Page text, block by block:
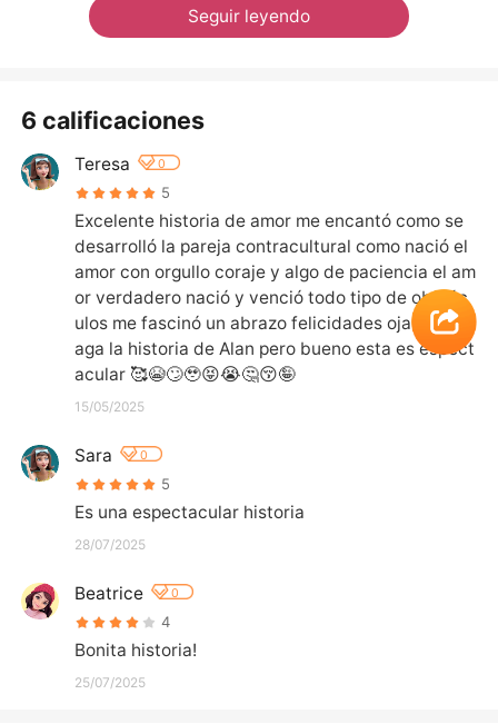
Seguir leyendo
6 calificaciones
Teresa 0
5
Excelente historia de amor me encantó como se
desarrolló la pareja contracultural como nació el
amor con orgullo coraje y algo de paciencia el am
or verdadero nació y venció todo tipo de obstác
ulos me fascinó un abrazo felicidades ojalá que h
aga la historia de Alan pero bueno esta es espect
acular 🥰😭🙄🥹😝😭🤔😚🤪
15/05/2025
Sara 0
5
Es una espectacular historia
28/07/2025
Beatrice 0
4
Bonita historia!
25/07/2025